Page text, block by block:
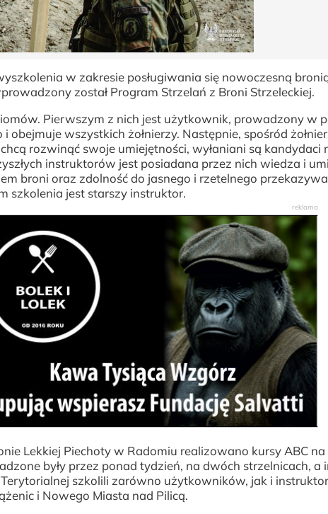
w zakresie posługiwania się nowoczesną
został Program Strzelań z Broni Strzeleckiej.
Pierwszym z nich jest użytkownik, prowadzony w
obejmuje wszystkich żołnierzy. Następnie, spośród
rozwinąć swoje umiejętności, wyłaniani są kandydaci
instruktorów jest posiadana przez nich wiedza i
broni oraz zdolność do jasnego i rzetelnego
szkolenia jest starszy instruktor.
Lekkiej Piechoty w Radomiu realizowano kursy ABC
były przez ponad tydzień, na dwóch strzelnicach, a
szkolili zarówno użytkowników, jak i
i Nowego Miasta nad Pilicą.